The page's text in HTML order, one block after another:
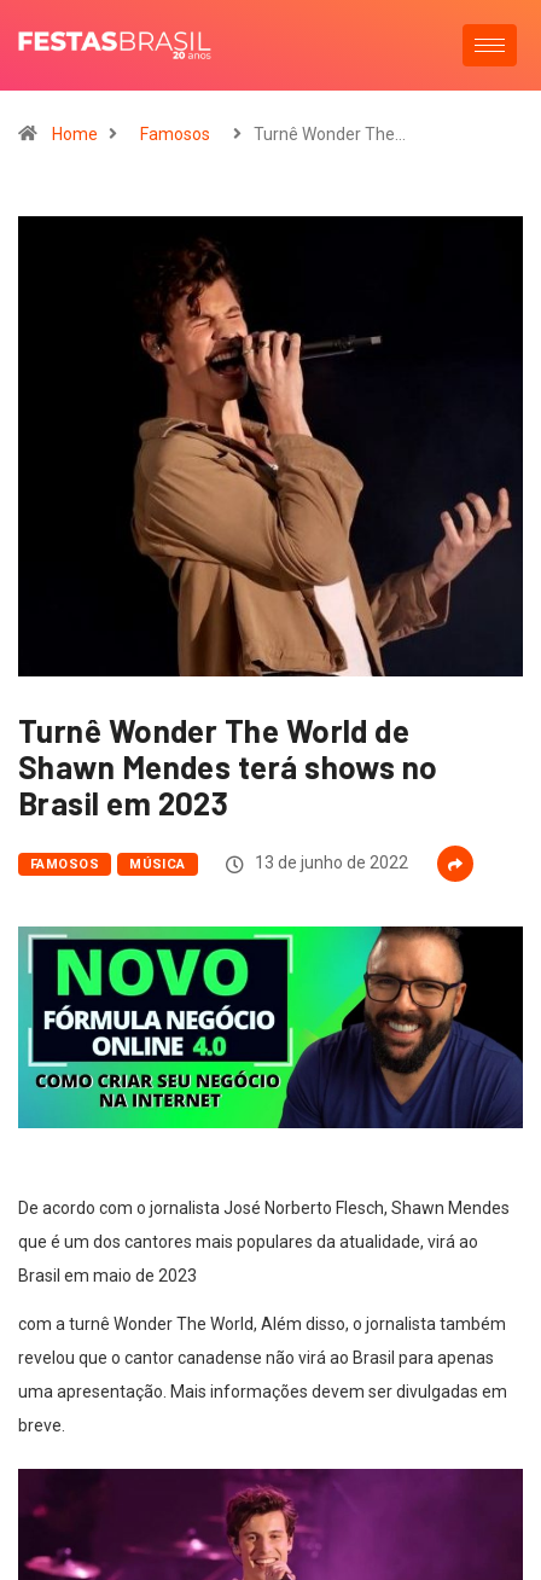
Home Famosos Turnê Wonder The…
Turnê Wonder The World de
Shawn Mendes terá shows no
Brasil em 2023
FAMOSOS MÚSICA 13 de junho de 2022
De acordo com o jornalista José Norberto Flesch, Shawn Mendes
que é um dos cantores mais populares da atualidade, virá ao
Brasil em maio de 2023
com a turnê Wonder The World, Além disso, o jornalista também
revelou que o cantor canadense não virá ao Brasil para apenas
uma apresentação. Mais informações devem ser divulgadas em
breve.